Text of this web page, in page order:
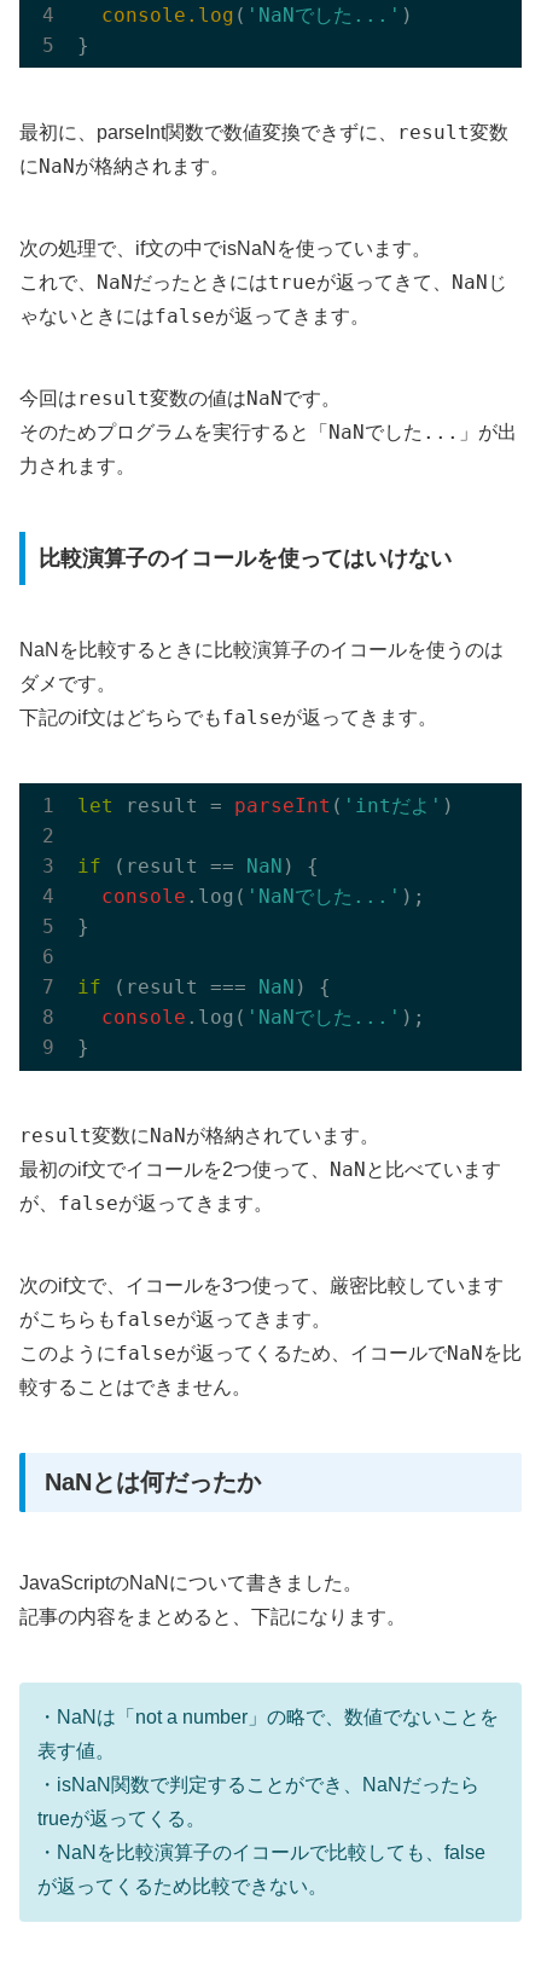
console.log ( 'NaNでした...' )
最初に、parseInt関数で数値変換できずに、 result変数
にNaNが格納されます。
次の処理で、if文の中でisNaNを使っています。
これで、 NaNだったときにはtrueが返ってきて、 NaN じ
ゃないときにはfalseが返ってきます。
今回はresult変数の値はNaNです。
そのためプログラムを実行すると「 NaNでした... 」が出
力されます。
比較演算子のイコールを使ってはいけない
NaNを比較するときに比較演算子のイコールを使うのは
ダメです。
下記のif文はどちらでもfalseが返ってきます。
let result = parseInt ( 'intだよ' )
if (result == NaN ) {
console .log( 'NaNでした...' );
}
if (result === NaN ) {
console .log( 'NaNでした...' );
result変数にNaNが格納されています。
最初のif文でイコールを2つ使って、 NaNと比べています
が、 falseが返ってきます。
次のif文で、イコールを3つ使って、厳密比較しています
がこちらもfalseが返ってきます。
このようにfalseが返ってくるため、イコールでNaNを比
較することはできません。
NaNとは何だったか
JavaScriptのNaNについて書きました。
記事の内容をまとめると、下記になります。
・NaNは「not a number」の略で、数値でないことを
表す値。
・isNaN関数で判定することができ、NaNだったら
trueが返ってくる。
・NaNを比較演算子のイコールで比較しても、false
が返ってくるため比較できない。